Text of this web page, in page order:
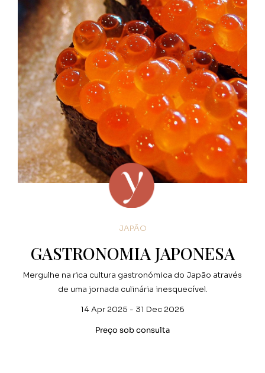
JAPÃO
GASTRONOMIA JAPONESA
Mergulhe na rica cultura gastronómica do Japão através
de uma jornada culinária inesquecível.
14 Apr 2025 - 31 Dec 2026
Preço sob consulta